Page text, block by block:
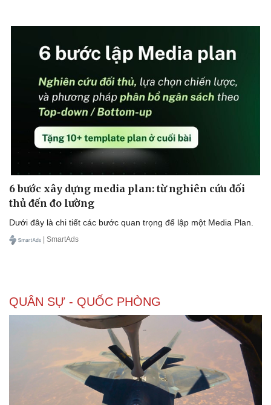
Thông tin doanh nghiệp
Doanh nghiệp 24h
Vì cộng đồng
Công nghệ
Sành điệu
Tin Công nghệ
Trải nghiệm
Chuyển đổi số
6 bước xây dựng media plan: từ nghiên cứu đối
thủ đến đo lường
Dưới đây là chi tiết các bước quan trọng để lập một Media Plan.
| SmartAds
QUÂN SỰ - QUỐC PHÒNG